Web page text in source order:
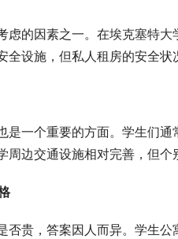
虑的因素之一。在埃克塞特
设施，但私人租房的安全状
是一个重要的方面。学生们
边交通设施相对完善，但个
否贵，答案因人而异。学生